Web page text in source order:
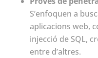
S’enfoquen a
aplicacions web,
injecció de SQL,
entre d’altres.